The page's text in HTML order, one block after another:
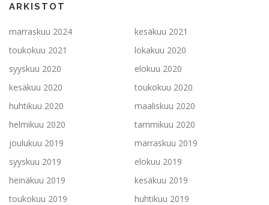
ARKISTOT
marraskuu 2024
kesäkuu 2021
toukokuu 2021
lokakuu 2020
syyskuu 2020
elokuu 2020
kesäkuu 2020
toukokuu 2020
huhtikuu 2020
maaliskuu 2020
helmikuu 2020
tammikuu 2020
joulukuu 2019
marraskuu 2019
syyskuu 2019
elokuu 2019
heinäkuu 2019
kesäkuu 2019
toukokuu 2019
huhtikuu 2019